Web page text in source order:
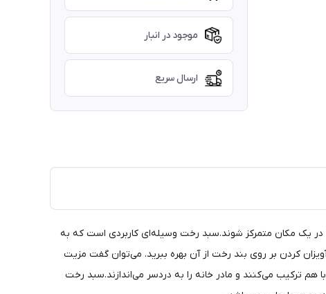
موجود در انبار
ارسال سریع
در یک مکان متمرکز شوند.سبد رخت وسیله‌ای کاربردی است که به
کردن بر روی بند رخت از آن بهره ببرید. می‌توان گفت مزیت
هم ترکیب می‌کنند و مادر خانه را به دردسر می‌اندازند.سبد رخت